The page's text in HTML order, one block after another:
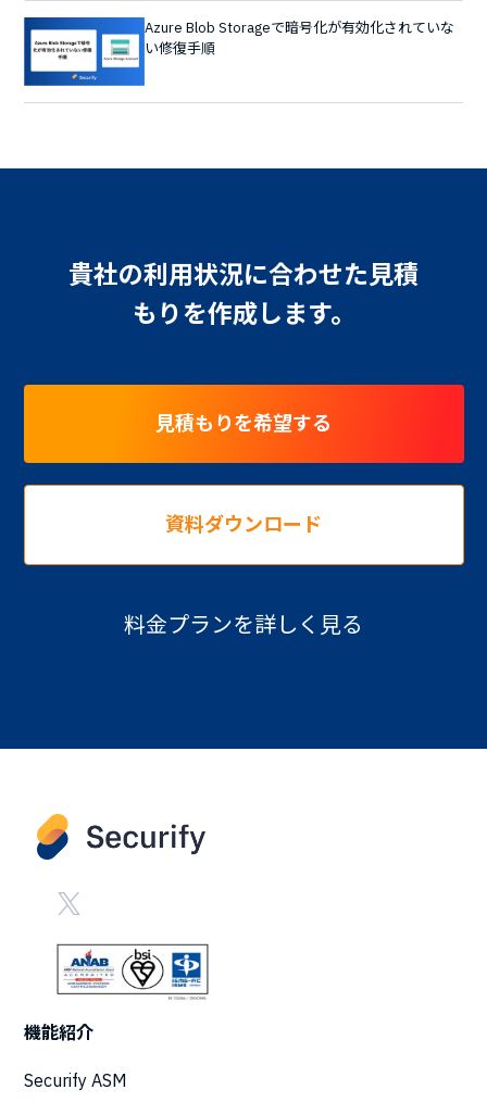
Azure Blob Storageで暗号化が有効化されていな
い修復手順
貴社の利用状況に合わせた見積
もりを作成します。
見積もりを希望する
資料ダウンロード
料金プランを詳しく見る
機能紹介
Securify ASM